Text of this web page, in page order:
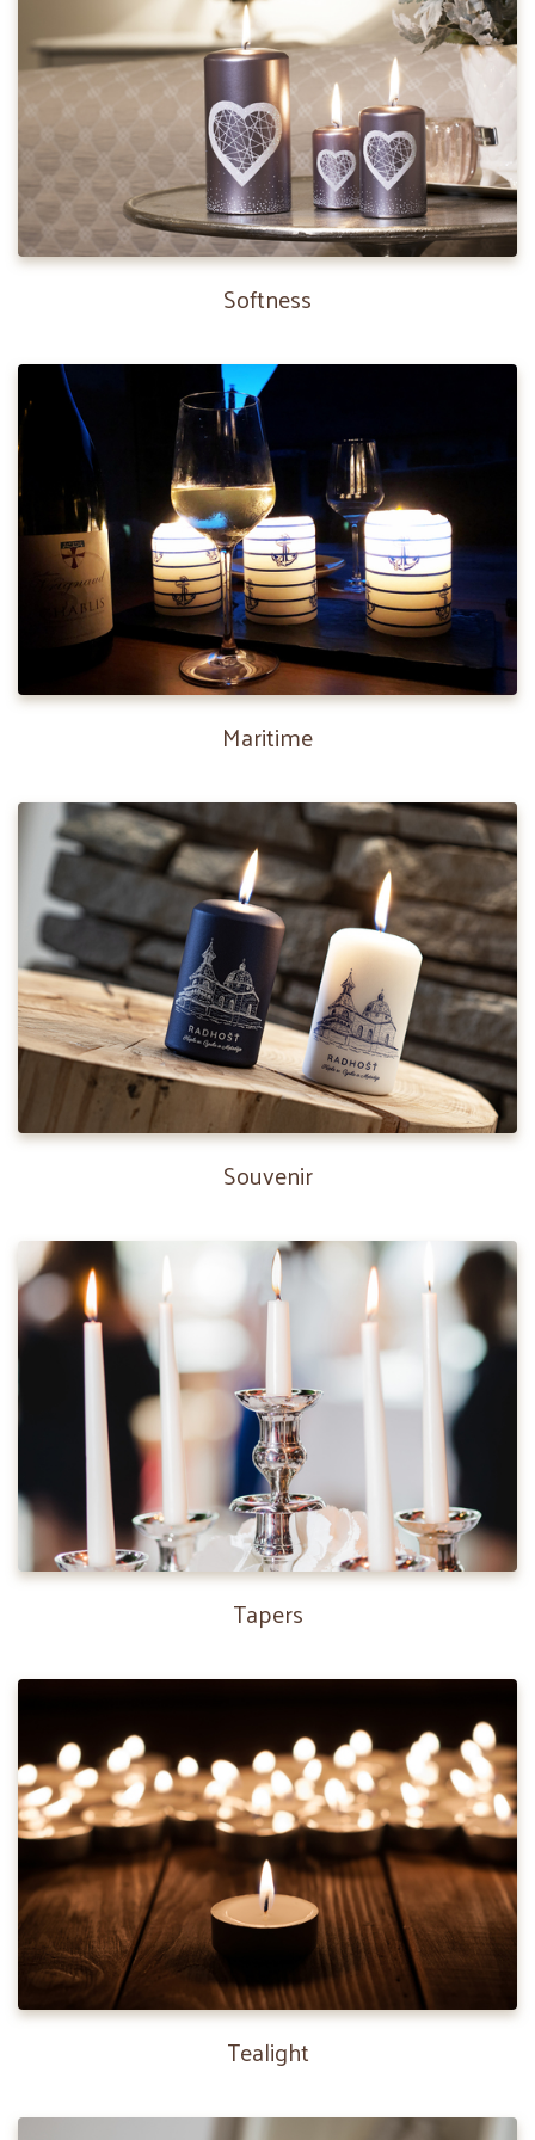
Softness
Maritime
Souvenir
Tapers
Tealight